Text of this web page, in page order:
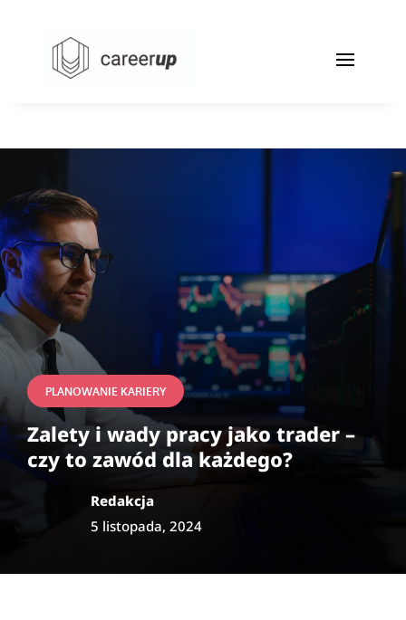
PLANOWANIE KARIERY
Zalety i wady pracy jako trader –
czy to zawód dla każdego?
Redakcja
5 listopada, 2024